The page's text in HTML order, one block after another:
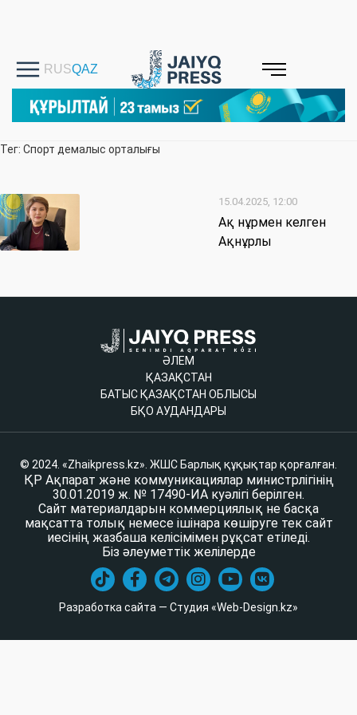
Тег: Спорт демалыс орталығы
15.04.2025, 12:00
Ақ нұрмен келген
Ақнұрлы
ӘЛЕМ
ҚАЗАҚСТАН
БАТЫС ҚАЗАҚСТАН ОБЛЫСЫ
БҚО АУДАНДАРЫ
© 2024. «Zhaikpress.kz». ЖШС Барлық құқықтар қорғалған.
ҚР Ақпарат және коммуникациялар министрлігінің
30.01.2019 ж. № 17490-ИА куәлігі берілген.
Сайт материалдарын коммерциялық не басқа
мақсатта толық немесе ішінара көшіруге тек сайт
иесінің жазбаша келісімімен рұқсат етіледі.
Біз әлеуметтік желілерде
Разработка сайта — Студия «Web-Design.kz»